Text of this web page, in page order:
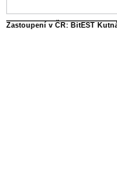
Zastoupení v ČR: BitEST